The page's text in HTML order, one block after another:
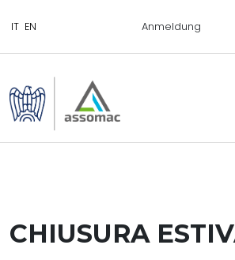
Anmeldung
CHIUSURA